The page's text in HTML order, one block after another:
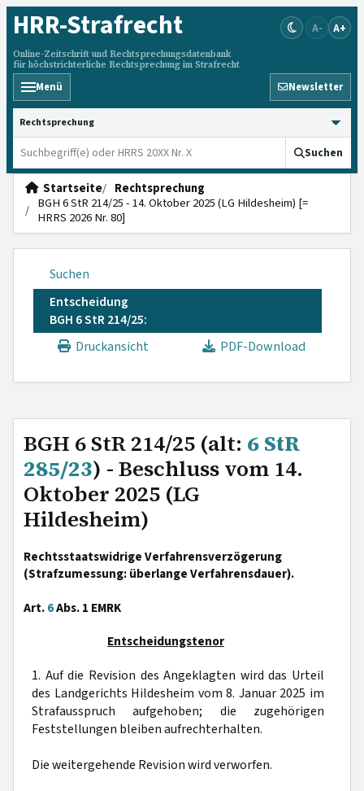
HRR-Strafrecht
Online-Zeitschrift und Rechtsprechungsdatenbank
für höchstrichterliche Rechtsprechung im Strafrecht
A- A+
Menü Newsletter
HRRS durchsuchen
Suchen
Startseite
Rechtsprechung
BGH 6 StR 214/25 - 14. Oktober 2025 (LG Hildesheim) [=
HRRS 2026 Nr. 80]
Suchen
Entscheidung
BGH 6 StR 214/25:
Druckansicht
PDF-Download
BGH 6 StR 214/25 (alt: 6 StR
285/23) - Beschluss vom 14.
Oktober 2025 (LG
Hildesheim)
Rechtsstaatswidrige Verfahrensverzögerung
(Strafzumessung: überlange Verfahrensdauer).
Art.6Abs. 1 EMRK
Entscheidungstenor
1. Auf die Revision des Angeklagten wird das Urteil
des Landgerichts Hildesheim vom 8. Januar 2025 im
Strafausspruch aufgehoben; die zugehörigen
Feststellungen bleiben aufrechterhalten.
Die weitergehende Revision wird verworfen.